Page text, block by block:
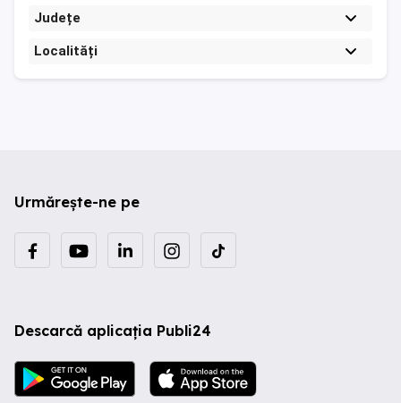
Județe
Localități
Urmărește-ne pe
Descarcă aplicația Publi24